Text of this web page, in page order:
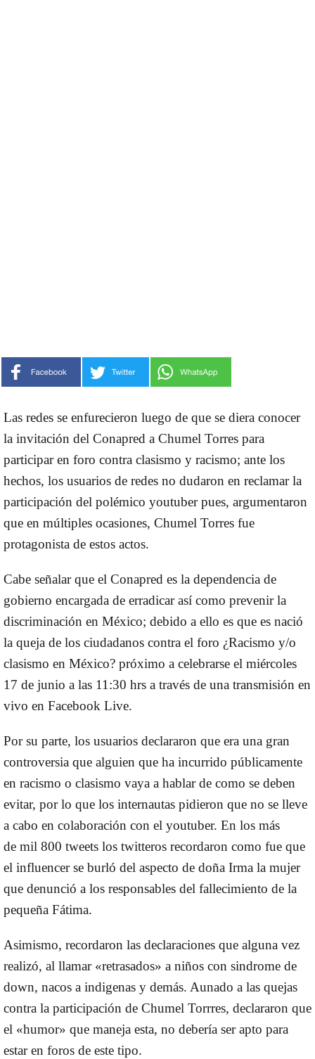
Las redes se enfurecieron luego de que se diera conocer
la invitación del Conapred a Chumel Torres para
participar en foro contra clasismo y racismo; ante los
hechos, los usuarios de redes no dudaron en reclamar la
participación del polémico youtuber pues, argumentaron
que en múltiples ocasiones, Chumel Torres fue
protagonista de estos actos.
Cabe señalar que el Conapred es la dependencia de
gobierno encargada de erradicar así como prevenir la
discriminación en México; debido a ello es que es nació
la queja de los ciudadanos contra el foro ¿Racismo y/o
clasismo en México? próximo a celebrarse el miércoles
17 de junio a las 11:30 hrs a través de una transmisión en
vivo en Facebook Live.
Por su parte, los usuarios declararon que era una gran
controversia que alguien que ha incurrido públicamente
en racismo o clasismo vaya a hablar de como se deben
evitar, por lo que los internautas pidieron que no se lleve
a cabo en colaboración con el youtuber. En los más
de mil 800 tweets los twitteros recordaron como fue que
el influencer se burló del aspecto de doña Irma la mujer
que denunció a los responsables del fallecimiento de la
pequeña Fátima.
Asimismo, recordaron las declaraciones que alguna vez
realizó, al llamar «retrasados» a niños con sindrome de
down, nacos a indigenas y demás. Aunado a las quejas
contra la participación de Chumel Torrres, declararon que
el «humor» que maneja esta, no debería ser apto para
estar en foros de este tipo.